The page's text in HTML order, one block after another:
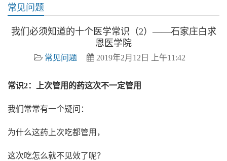
常见问题
我们必须知道的十个医学常识（2）——石家庄白求
恩医学院
常见问题 2019年2月12日 上午11:42
常识2：上次管用的药这次不一定管用
我们常常有一个疑问：
为什么这药上次吃都管用，
这次吃怎么就不见效了呢？